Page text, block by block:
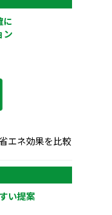
に
ン
エネ効果を比較
い提案